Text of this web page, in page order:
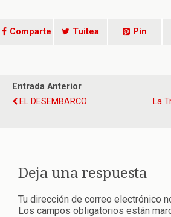
Comparte Tuitea Pin
Entrada Anterior
EL DESEMBARCO
La
Deja una respuesta
Tu dirección de correo electrónico
Los campos obligatorios están